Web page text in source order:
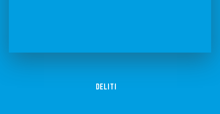
DELITI